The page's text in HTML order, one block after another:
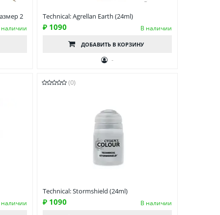
2 Technical: Agrellan Earth (24ml)
₽ 1090 В наличии
ДОБАВИТЬ В КОРЗИНУ
-
(0)
Technical: Stormshield (24ml)
₽ 1090 В наличии